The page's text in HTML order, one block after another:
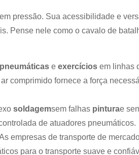
pressão. Sua acessibilidade e
Pense nele como o cavalo de
e exercícios em linhas
comprimido fornece a força
soldagemsem falhas pinturae
de atuadores pneumáticos.
empresas de transporte de
para o transporte suave e